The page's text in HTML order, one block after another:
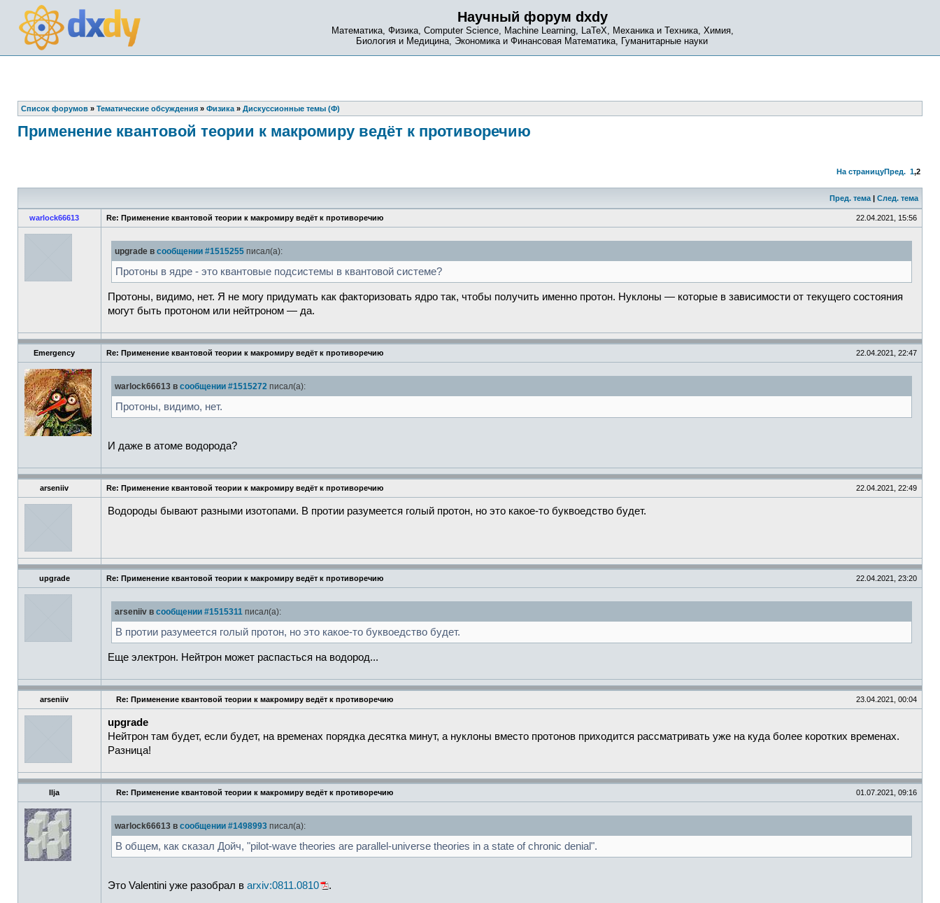
Научный форум dxdy
Математика, Физика, Computer Science, Machine Learning, LaTeX, Механика и Техника, Химия,
Биология и Медицина, Экономика и Финансовая Математика, Гуманитарные науки
Список форумов » Тематические обсуждения » Физика » Дискуссионные темы (Ф)
Применение квантовой теории к макромиру ведёт к противоречию
На страницуПред. 1,2
Пред. тема | След. тема
warlock66613 Re: Применение квантовой теории к макромиру ведёт к противоречию 22.04.2021, 15:56
upgrade в сообщении #1515255 писал(а):
Протоны в ядре - это квантовые подсистемы в квантовой системе?
Протоны, видимо, нет. Я не могу придумать как факторизовать ядро так, чтобы получить именно протон. Нуклоны — которые в зависимости от текущего состояния
могут быть протоном или нейтроном — да.
Emergency Re: Применение квантовой теории к макромиру ведёт к противоречию 22.04.2021, 22:47
warlock66613 в сообщении #1515272 писал(а):
Протоны, видимо, нет.
И даже в атоме водорода?
arseniiv Re: Применение квантовой теории к макромиру ведёт к противоречию 22.04.2021, 22:49
Водороды бывают разными изотопами. В протии разумеется голый протон, но это какое-то буквоедство будет.
upgrade Re: Применение квантовой теории к макромиру ведёт к противоречию 22.04.2021, 23:20
arseniiv в сообщении #1515311 писал(а):
В протии разумеется голый протон, но это какое-то буквоедство будет.
Еще электрон. Нейтрон может распасться на водород...
arseniiv Re: Применение квантовой теории к макромиру ведёт к противоречию 23.04.2021, 00:04
upgrade
Нейтрон там будет, если будет, на временах порядка десятка минут, а нуклоны вместо протонов приходится рассматривать уже на куда более коротких временах.
Разница!
Ilja Re: Применение квантовой теории к макромиру ведёт к противоречию 01.07.2021, 09:16
warlock66613 в сообщении #1498993 писал(а):
В общем, как сказал Дойч, "pilot-wave theories are parallel-universe theories in a state of chronic denial".
Это Valentini уже разобрал в arxiv:0811.0810 .